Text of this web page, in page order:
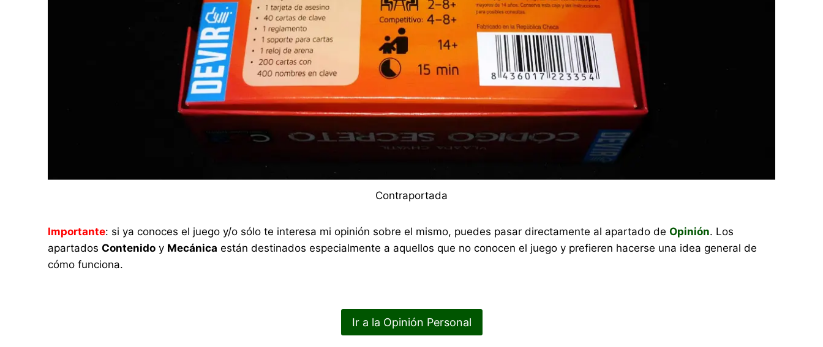
Contraportada
Importante: si ya conoces el juego y/o sólo te interesa mi opinión sobre el mismo, puedes pasar directamente al apartado deOpinión. Los
apartadosContenido y Mecánica están destinados especialmente a aquellos que no conocen el juego y prefieren hacerse una idea general de
cómo funciona.
Ir a la Opinión Personal